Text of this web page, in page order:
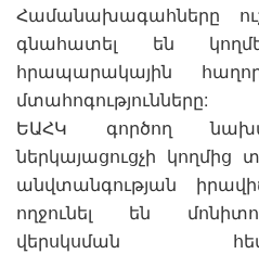
Համանախագահները
գնահատել են
հրապարակային
ԵԱՀԿ գործող
ներկայացուցչի կողմից
անվտանգության
ողջունել են
վերսկսման